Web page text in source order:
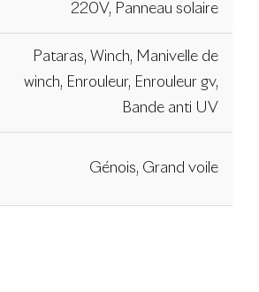
220V, Panneau solaire
Pataras, Winch, Manivelle de
winch, Enrouleur, Enrouleur gv,
Bande anti UV
Génois, Grand voile